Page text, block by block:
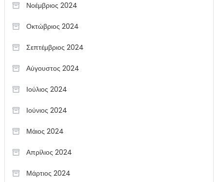
Νοέμβριος 2024
Οκτώβριος 2024
Σεπτέμβριος 2024
Αύγουστος 2024
Ιούλιος 2024
Ιούνιος 2024
Μάιος 2024
Απρίλιος 2024
Μάρτιος 2024